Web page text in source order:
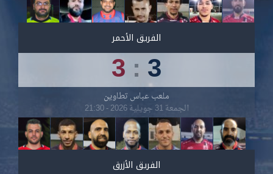
الفريق الأحمر
3 : 3
ملعب عباس تطاوين
الجمعة 31 جويلية 2026 - 21:30
الفريق الأزرق